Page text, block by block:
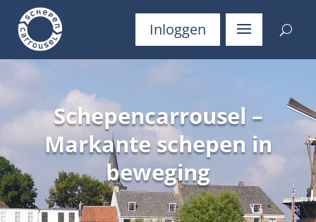
Inloggen
Schepencarrousel –
Markante schepen in
beweging